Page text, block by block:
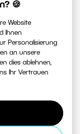
🍪
Website
Ihnen
Personalisierung
an unsere
dies ablehnen,
Ihr Vertrauen